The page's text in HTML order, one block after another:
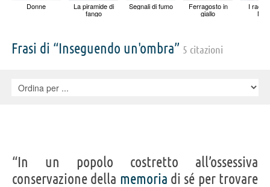
Donne La piramide di
fango
Segnali di fumo Ferragosto in
giallo
I
Frasi di “Inseguendo un'ombra” 5 citazioni
“In un popolo costretto all’ossessiva
conservazione della memoria di sé per trovare